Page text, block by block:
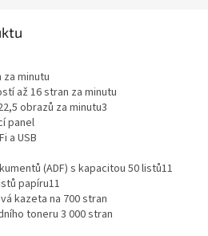
za minutu
až 16 stran za minutu
obrazů za minutu3
panel
a USB
(ADF) s kapacitou 50 listů11
papíru11
kazeta na 700 stran
toneru 3 000 stran